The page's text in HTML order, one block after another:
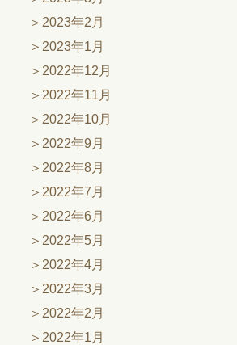
2023年2月
2023年1月
2022年12月
2022年11月
2022年10月
2022年9月
2022年8月
2022年7月
2022年6月
2022年5月
2022年4月
2022年3月
2022年2月
2022年1月